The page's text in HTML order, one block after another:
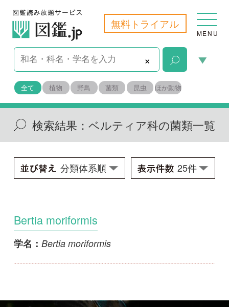
無料トライアル
MENU
×
全て 植物 野鳥 菌類 昆虫 ほか動物
検索結果：ベルティア科の菌類一覧